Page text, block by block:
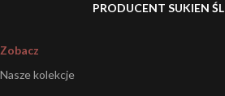
PRODUCENT SUKIEN
Zobacz
Nasze kolekcje